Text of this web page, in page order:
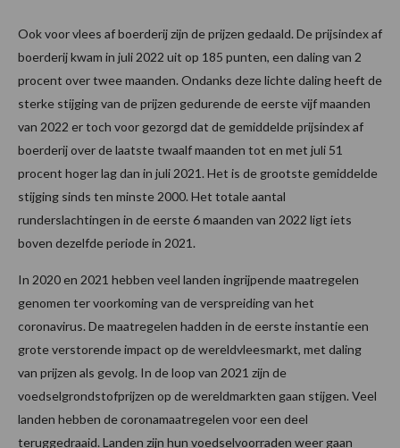
Ook voor vlees af boerderij zijn de prijzen gedaald. De prijsindex af
boerderij kwam in juli 2022 uit op 185 punten, een daling van 2
procent over twee maanden. Ondanks deze lichte daling heeft de
sterke stijging van de prijzen gedurende de eerste vijf maanden
van 2022 er toch voor gezorgd dat de gemiddelde prijsindex af
boerderij over de laatste twaalf maanden tot en met juli 51
procent hoger lag dan in juli 2021. Het is de grootste gemiddelde
stijging sinds ten minste 2000. Het totale aantal
runderslachtingen in de eerste 6 maanden van 2022 ligt iets
boven dezelfde periode in 2021.
In 2020 en 2021 hebben veel landen ingrijpende maatregelen
genomen ter voorkoming van de verspreiding van het
coronavirus. De maatregelen hadden in de eerste instantie een
grote verstorende impact op de wereldvleesmarkt, met daling
van prijzen als gevolg. In de loop van 2021 zijn de
voedselgrondstofprijzen op de wereldmarkten gaan stijgen. Veel
landen hebben de coronamaatregelen voor een deel
teruggedraaid. Landen zijn hun voedselvoorraden weer gaan